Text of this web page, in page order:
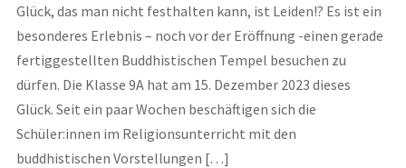
Glück, das man nicht festhalten kann, ist Leiden!? Es ist ein
besonderes Erlebnis – noch vor der Eröffnung -einen gerade
fertiggestellten Buddhistischen Tempel besuchen zu
dürfen. Die Klasse 9A hat am 15. Dezember 2023 dieses
Glück. Seit ein paar Wochen beschäftigen sich die
Schüler:innen im Religionsunterricht mit den
buddhistischen Vorstellungen […]